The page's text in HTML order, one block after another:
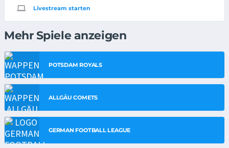
Livestream starten
Mehr Spiele anzeigen
POTSDAM ROYALS
ALLGÄU COMETS
GERMAN FOOTBALL LEAGUE